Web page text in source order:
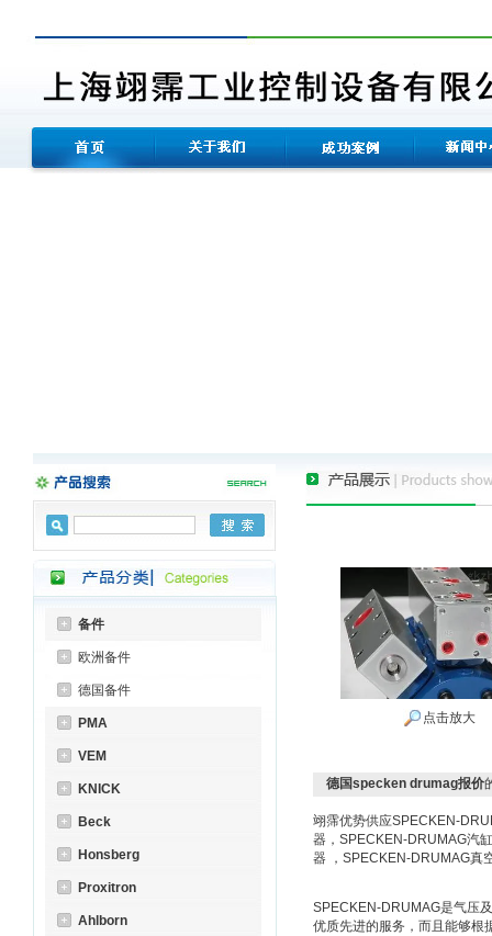
备件
欧洲备件
德国备件
PMA
VEM
KNICK
Beck
Honsberg
Proxitron
Ahlborn
点击放大
德国specken drumag报价
翊霈优势供应SPECKEN-
器，SPECKEN-DRUMAG汽
器 ，SPECKEN-DRUMAG真
SPECKEN-DRUMAG是气压
优质先进的服务，而且能够根